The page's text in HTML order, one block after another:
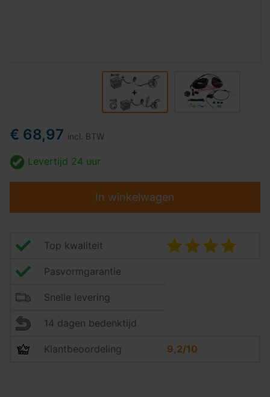
€ 68,97 incl. BTW
Levertijd 24 uur
In winkelwagen
Top kwaliteit
Pasvormgarantie
Snelle levering
14 dagen bedenktijd
Klantbeoordeling 9,2/10